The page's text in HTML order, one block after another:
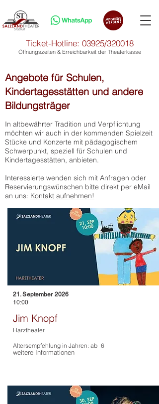
Ticket-Hotline: 03925/320018
Öffnungszeiten & Erreichbarkeit der Theaterkasse
Angebote für Schulen,
Kindertagesstätten und andere
Bildungsträger
In altbewährter Tradition und Verpflichtung
möchten wir auch in der kommenden Spielzeit
Stücke und Konzerte mit pädagogischem
Schwerpunkt, speziell für Schulen und
Kindertagesstätten, anbieten.
Interessierte wenden sich mit Anfragen oder
Reservierungswünschen bitte direkt per eMail
an uns: Kontakt aufnehmen!
21. September 2026
10:00
Jim Knopf
Harztheater
Altersempfehlung in Jahren: ab 6
weitere Informationen